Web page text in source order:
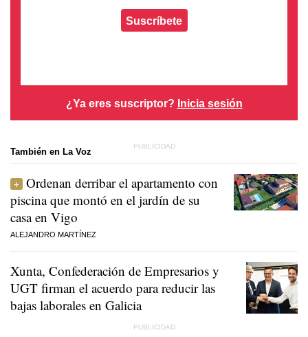
Suscríbete
¿Ya eres suscriptor? Inicia sesión
También en La Voz
Ordenan derribar el apartamento con
piscina que montó en el jardín de su
casa en Vigo
ALEJANDRO MARTÍNEZ
Xunta, Confederación de Empresarios y
UGT firman el acuerdo para reducir las
bajas laborales en Galicia